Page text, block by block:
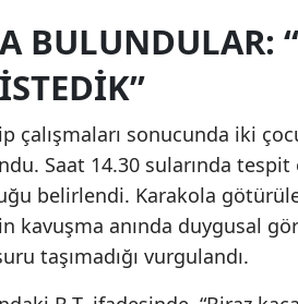
BULUNDULAR:
çalışmaları sonucunda iki
Saat 14.30 sularında tespit
belirlendi. Karakola
kavuşma anında duygusal
taşımadığı vurgulandı.